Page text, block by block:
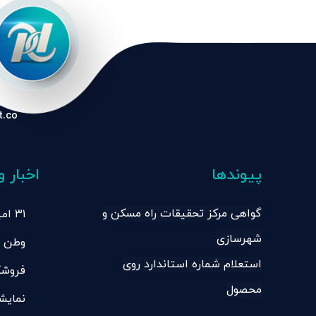
پیوندها
گواهی مرکز تحقیقات راه مسکن و
شهرسازی
استعلام شماره استاندارد روی
محصول
اخبار
۳۱
وطن